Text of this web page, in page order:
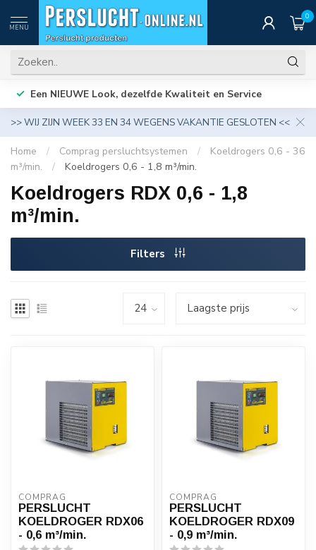
MENU
0
Een NIEUWE Look, dezelfde Kwaliteit en Service
>> WIJ ZIJN WEEK 33 EN 34 WEGENS VAKANTIE GESLOTEN <<
Home / Comprag persluchtsystemen /
Koeldrogers 0,6 - 36
m³/min.
/ Koeldrogers 0,6 - 1,8 m³/min.
Koeldrogers RDX 0,6 - 1,8
m³/min.
Filters
COMPRAG
PERSLUCHT
KOELDROGER RDX06
- 0,6 m³/min.
COMPRAG
PERSLUCHT
KOELDROGER RDX09
- 0,9 m³/min.